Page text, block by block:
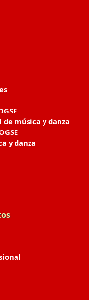
música y danza
y danza